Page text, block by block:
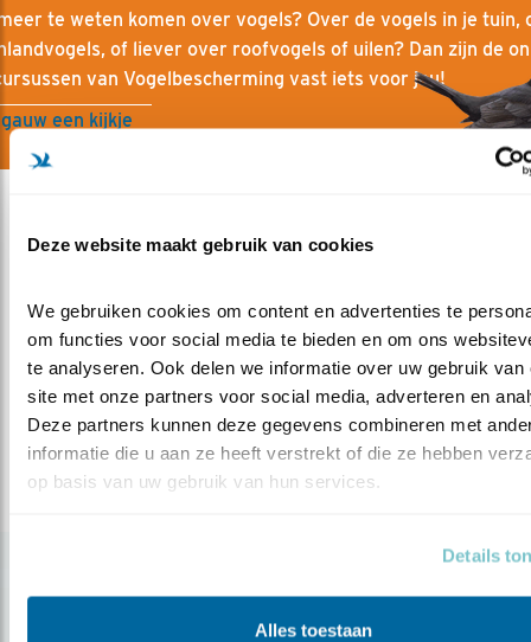
Deze website maakt gebruik van cookies
We gebruiken cookies om content en advertenties te
om functies voor social media te bieden en om ons
te analyseren. Ook delen we informatie over uw gebruik van
site met onze partners voor social media, adverteren en
Deze partners kunnen deze gegevens combineren met
informatie die u aan ze heeft verstrekt of die ze hebben
op basis van uw gebruik van hun services.
Details
Alles toestaan
te weten komen over vogels? Over de vogels in je tuin,
of liever over roofvogels of uilen? Dan zijn de
van Vogelbescherming vast iets voor jou!
een kijkje
basiskwaliteitnatuur
gelderland
Deel dit bericht